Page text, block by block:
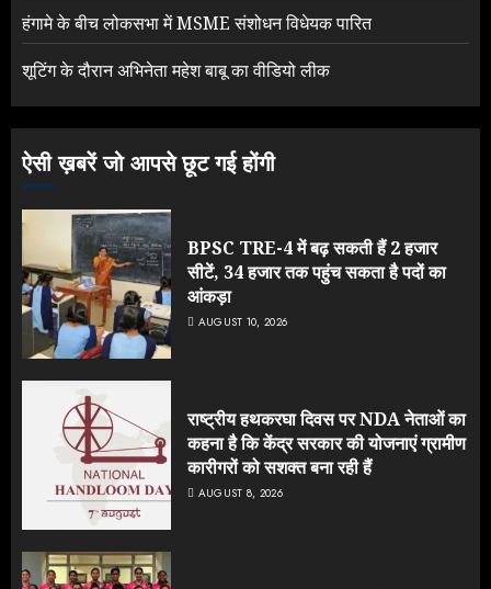
हंगामे के बीच लोकसभा में MSME संशोधन विधेयक पारित
शूटिंग के दौरान अभिनेता महेश बाबू का वीडियो लीक
ऐसी ख़बरें जो आपसे छूट गई होंगी
BPSC TRE-4 में बढ़ सकती हैं 2 हजार
सीटें, 34 हजार तक पहुंच सकता है पदों का
आंकड़ा
AUGUST 10, 2026
राष्ट्रीय हथकरघा दिवस पर NDA नेताओं का
कहना है कि केंद्र सरकार की योजनाएं ग्रामीण
कारीगरों को सशक्त बना रही हैं
AUGUST 8, 2026